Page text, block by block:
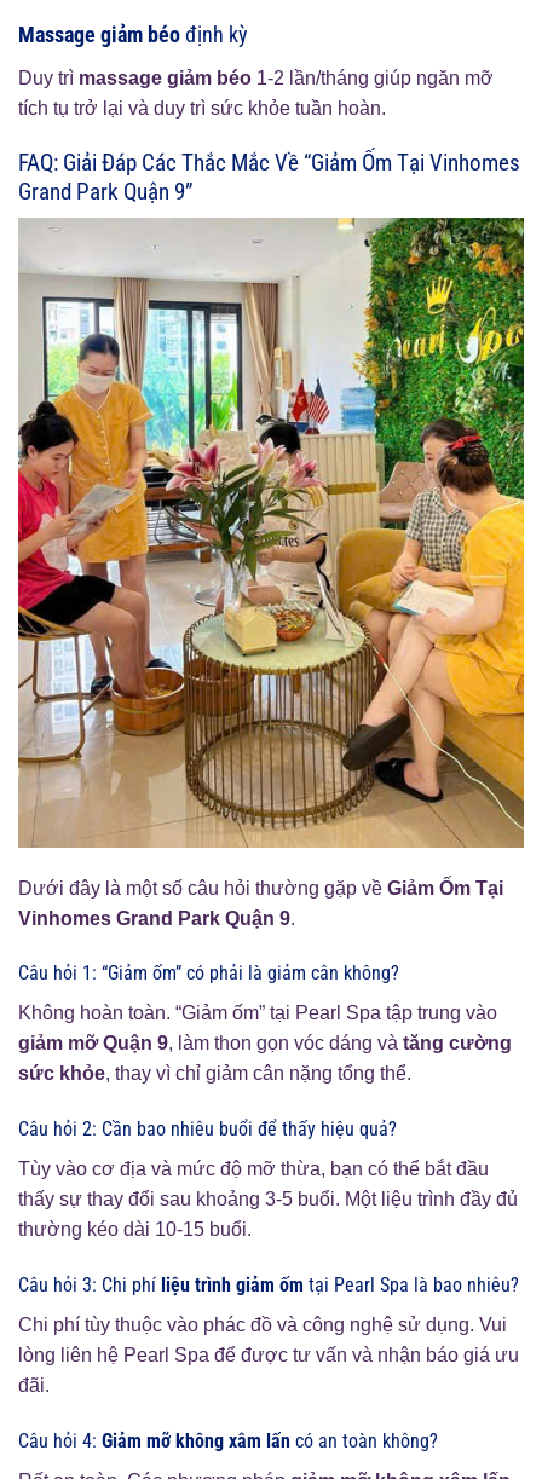
Massage giảm béođịnh kỳ
Duy trì massage giảm béo 1-2 lần/tháng giúp ngăn mỡ
tích tụ trở lại và duy trì sức khỏe tuần hoàn.
FAQ: Giải Đáp Các Thắc Mắc Về “Giảm Ốm Tại Vinhomes
Grand Park Quận 9”
Dưới đây là một số câu hỏi thường gặp về Giảm Ốm Tại
Vinhomes Grand Park Quận 9.
Câu hỏi 1: “Giảm ốm” có phải là giảm cân không?
Không hoàn toàn. “Giảm ốm” tại Pearl Spa tập trung vào
giảm mỡ Quận 9, làm thon gọn vóc dáng và tăng cường
sức khỏe, thay vì chỉ giảm cân nặng tổng thể.
Câu hỏi 2: Cần bao nhiêu buổi để thấy hiệu quả?
Tùy vào cơ địa và mức độ mỡ thừa, bạn có thể bắt đầu
thấy sự thay đổi sau khoảng 3-5 buổi. Một liệu trình đầy đủ
thường kéo dài 10-15 buổi.
Câu hỏi 3: Chi phí liệu trình giảm ốm tại Pearl Spa là bao nhiêu?
Chi phí tùy thuộc vào phác đồ và công nghệ sử dụng. Vui
lòng liên hệ Pearl Spa để được tư vấn và nhận báo giá ưu
đãi.
Câu hỏi 4: Giảm mỡ không xâm lấn có an toàn không?